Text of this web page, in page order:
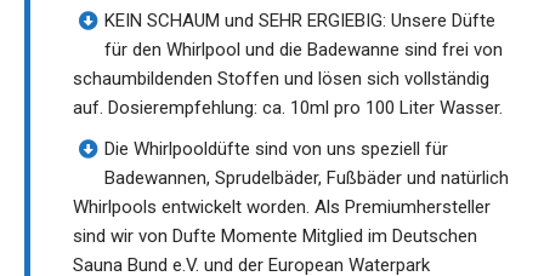
KEIN SCHAUM und SEHR ERGIEBIG: Unsere Düfte
für den Whirlpool und die Badewanne sind frei von
schaumbildenden Stoffen und lösen sich vollständig
auf. Dosierempfehlung: ca. 10ml pro 100 Liter Wasser.
Die Whirlpooldüfte sind von uns speziell für
Badewannen, Sprudelbäder, Fußbäder und natürlich
Whirlpools entwickelt worden. Als Premiumhersteller
sind wir von Dufte Momente Mitglied im Deutschen
Sauna Bund e.V. und der European Waterpark